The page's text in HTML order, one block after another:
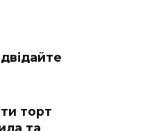
торт
та